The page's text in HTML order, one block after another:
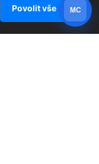
Povolit vše MC